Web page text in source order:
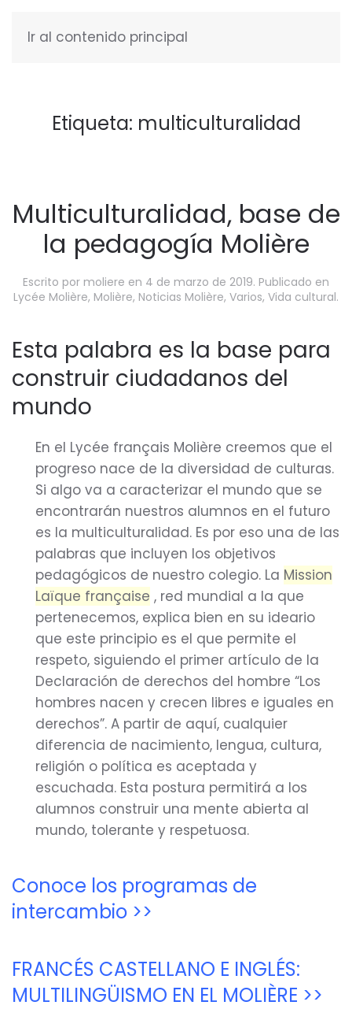
Ir al contenido principal
Etiqueta: multiculturalidad
Multiculturalidad, base de
la pedagogía Molière
Escrito por moliere en 4 de marzo de 2019. Publicado en
Lycée Molière, Molière, Noticias Molière, Varios, Vida cultural.
Esta palabra es la base para
construir ciudadanos del
mundo
En el Lycée français Molière creemos que el
progreso nace de la diversidad de culturas.
Si algo va a caracterizar el mundo que se
encontrarán nuestros alumnos en el futuro
es la multiculturalidad. Es por eso una de las
palabras que incluyen los objetivos
pedagógicos de nuestro colegio. La Mission
Laïque française , red mundial a la que
pertenecemos, explica bien en su ideario
que este principio es el que permite el
respeto, siguiendo el primer artículo de la
Declaración de derechos del hombre “Los
hombres nacen y crecen libres e iguales en
derechos”. A partir de aquí, cualquier
diferencia de nacimiento, lengua, cultura,
religión o política es aceptada y
escuchada. Esta postura permitirá a los
alumnos construir una mente abierta al
mundo, tolerante y respetuosa.
Conoce los programas de
intercambio >>
FRANCÉS CASTELLANO E INGLÉS:
MULTILINGÜISMO EN EL MOLIÈRE >>